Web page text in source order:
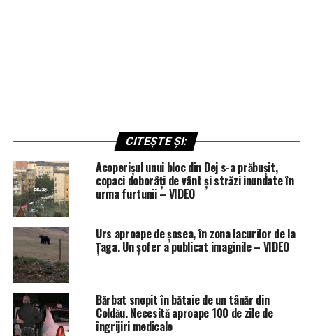
CITEȘTE ȘI:
Acoperișul unui bloc din Dej s-a prăbușit,
copaci doborâți de vânt și străzi inundate în
urma furtunii – VIDEO
Urs aproape de șosea, în zona lacurilor de la
Țaga. Un șofer a publicat imaginile – VIDEO
Bărbat snopit în bătaie de un tânăr din
Coldău. Necesită aproape 100 de zile de
îngrijiri medicale